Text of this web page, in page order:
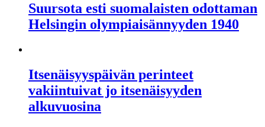
Suursota esti suomalaisten odottaman
Helsingin olympiaisännyyden 1940
Itsenäisyyspäivän perinteet
vakiintuivat jo itsenäisyyden
alkuvuosina